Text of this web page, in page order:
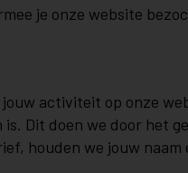
je onze website
activiteit op onze
Dit doen we door het
houden we jouw